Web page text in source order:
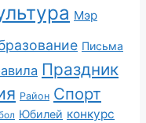
Мэр
Письма
Праздник
Район Спорт
Юбилей конкурс